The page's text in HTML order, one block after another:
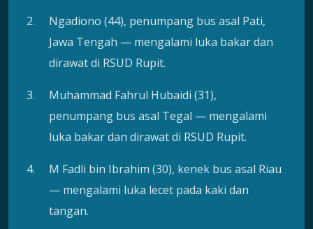
Ngadiono (44), penumpang bus asal Pati,
Jawa Tengah — mengalami luka bakar dan
dirawat di RSUD Rupit.
Muhammad Fahrul Hubaidi (31),
penumpang bus asal Tegal — mengalami
luka bakar dan dirawat di RSUD Rupit.
M Fadli bin Ibrahim (30), kenek bus asal Riau
— mengalami luka lecet pada kaki dan
tangan.